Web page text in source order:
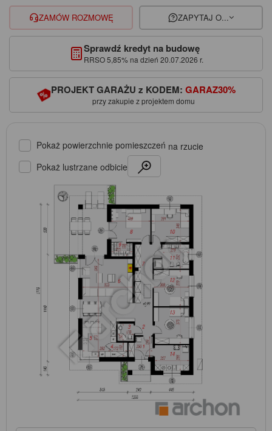
ZAMÓW ROZMOWĘ ZAPYTAJ O...
Sprawdź kredyt na budowę
RRSO 5,85% na dzień 20.07.2026 r.
PROJEKT GARAŻU z KODEM: GARAZ30%
przy zakupie z projektem domu
Pokaż powierzchnie pomieszczeń na rzucie
Pokaż lustrzane odbicie